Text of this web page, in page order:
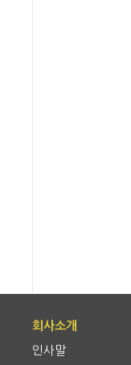
회사소개
인사말